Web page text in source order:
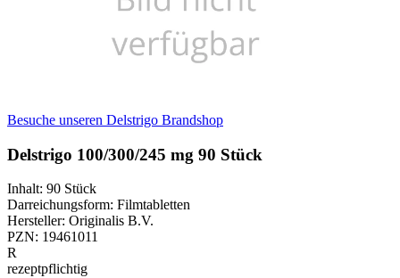
Besuche unseren Delstrigo Brandshop
Delstrigo 100/300/245 mg 90 Stück
Inhalt: 90 Stück
Darreichungsform: Filmtabletten
Hersteller: Originalis B.V.
PZN: 19461011
R
rezeptpflichtig